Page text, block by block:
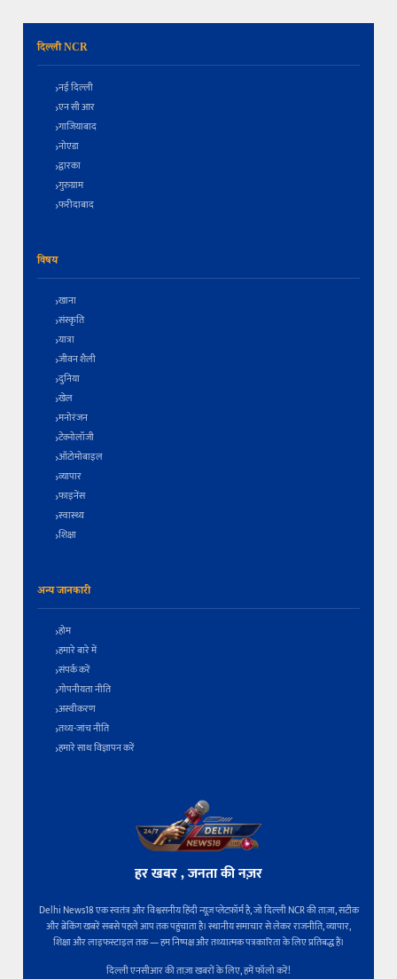
दिल्ली NCR
नई दिल्ली
एन सी आर
गाजियाबाद
नोएडा
द्वारका
गुरुग्राम
फरीदाबाद
विषय
खाना
संस्कृति
यात्रा
जीवन शैली
दुनिया
खेल
मनोरंजन
टेक्नोलॉजी
ऑटोमोबाइल
व्यापार
फाइनेंस
स्वास्थ्य
शिक्षा
अन्य जानकारी
होम
हमारे बारे में
संपर्क करें
गोपनीयता नीति
अस्वीकरण
तथ्य-जांच नीति
हमारे साथ विज्ञापन करें
हर खबर , जनता की नज़र
Delhi News18 एक स्वतंत्र और विश्वसनीय हिंदी न्यूज़ प्लेटफ़ॉर्म है, जो दिल्ली NCR की ताज़ा, सटीक
और ब्रेकिंग खबरें सबसे पहले आप तक पहुंचाता है। स्थानीय समाचार से लेकर राजनीति, व्यापार,
शिक्षा और लाइफस्टाइल तक — हम निष्पक्ष और तथ्यात्मक पत्रकारिता के लिए प्रतिबद्ध हैं।
दिल्ली एनसीआर की ताज़ा खबरों के लिए, हमें फॉलो करें!